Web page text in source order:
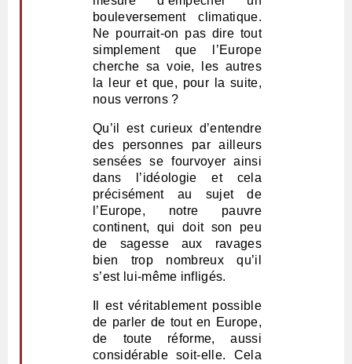
bouleversement climatique.
Ne pourrait-on pas dire tout
simplement que l’Europe
cherche sa voie, les autres
la leur et que, pour la suite,
nous verrons ?
Qu’il est curieux d’entendre
des personnes par ailleurs
sensées se fourvoyer ainsi
dans l’idéologie et cela
précisément au sujet de
l’Europe, notre pauvre
continent, qui doit son peu
de sagesse aux ravages
bien trop nombreux qu’il
s’est lui-même infligés.
Il est véritablement possible
de parler de tout en Europe,
de toute réforme, aussi
considérable soit-elle. Cela